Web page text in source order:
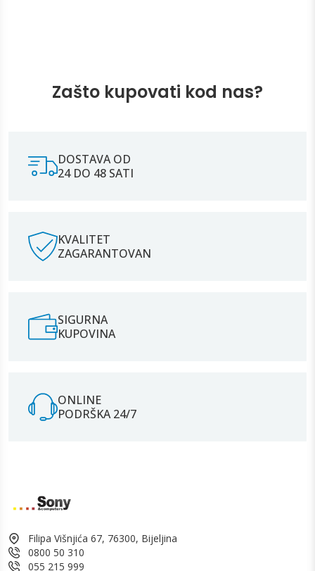
Zašto kupovati kod nas?
DOSTAVA OD
24 DO 48 SATI
KVALITET
ZAGARANTOVAN
SIGURNA
KUPOVINA
ONLINE
PODRŠKA 24/7
Filipa Višnjića 67, 76300, Bijeljina
0800 50 310
055 215 999